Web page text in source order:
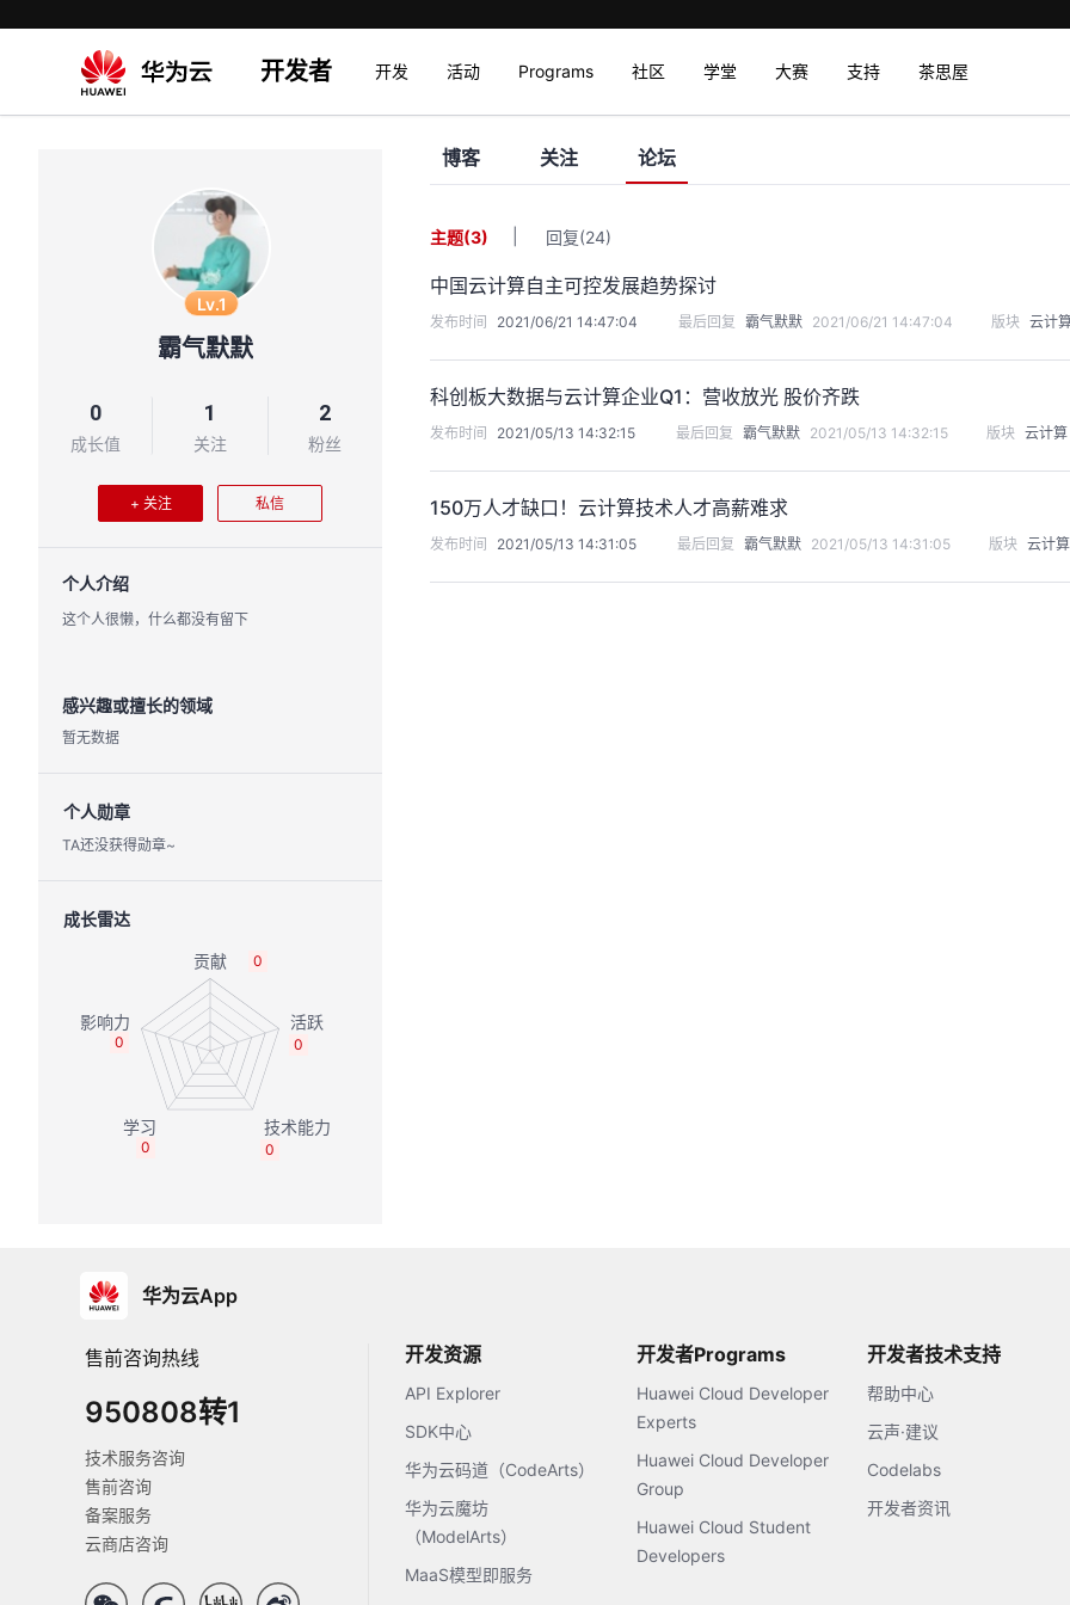
开发者 开发 活动 Programs 社区 学堂 大赛 支持 茶思屋
Lv.1
霸气默默
0
成长值
1
关注
2
粉丝
+ 关注 私信
个人介绍
这个人很懒，什么都没有留下
感兴趣或擅长的领域
暂无数据
个人勋章
TA还没获得勋章~
成长雷达
0
0
0
0
0
博客 关注 论坛
主题(3) 回复(24)
中国云计算自主可控发展趋势探讨
发布时间 2021/06/21 14:47:04 最后回复 霸气默默 2021/06/21 14:47:04 版块 云计
科创板大数据与云计算企业Q1：营收放光 股价齐跌
发布时间 2021/05/13 14:32:15 最后回复 霸气默默 2021/05/13 14:32:15 版块 云计算
150万人才缺口！云计算技术人才高薪难求
发布时间 2021/05/13 14:31:05 最后回复 霸气默默 2021/05/13 14:31:05 版块 云计算
华为云App
售前咨询热线
950808转1
技术服务咨询
售前咨询
备案服务
云商店咨询
开发资源
API Explorer
SDK中心
华为云码道（CodeArts）
华为云魔坊
（ModelArts）
MaaS模型即服务
开发者Programs
Huawei Cloud Developer
Experts
Huawei Cloud Developer
Group
Huawei Cloud Student
Developers
开发者技术支持
帮助中心
云声·建议
Codelabs
开发者资讯